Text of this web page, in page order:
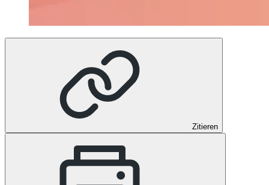
Zitieren